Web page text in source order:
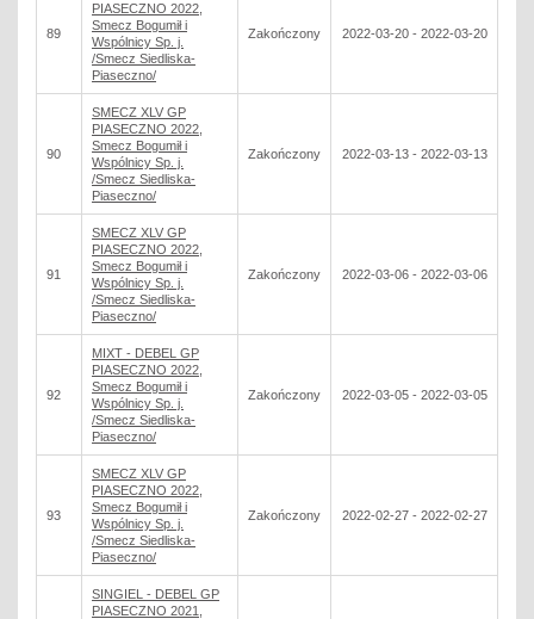
89
PIASECZNO 2022,
Smecz Bogumił i
Wspólnicy Sp. j.
/Smecz Siedliska-
Piaseczno/
Zakończony 2022-03-20 - 2022-03-20
90
SMECZ XLV GP
PIASECZNO 2022,
Smecz Bogumił i
Wspólnicy Sp. j.
/Smecz Siedliska-
Piaseczno/
Zakończony 2022-03-13 - 2022-03-13
91
SMECZ XLV GP
PIASECZNO 2022,
Smecz Bogumił i
Wspólnicy Sp. j.
/Smecz Siedliska-
Piaseczno/
Zakończony 2022-03-06 - 2022-03-06
92
MIXT - DEBEL GP
PIASECZNO 2022,
Smecz Bogumił i
Wspólnicy Sp. j.
/Smecz Siedliska-
Piaseczno/
Zakończony 2022-03-05 - 2022-03-05
93
SMECZ XLV GP
PIASECZNO 2022,
Smecz Bogumił i
Wspólnicy Sp. j.
/Smecz Siedliska-
Piaseczno/
Zakończony 2022-02-27 - 2022-02-27
SINGIEL - DEBEL GP
PIASECZNO 2021,